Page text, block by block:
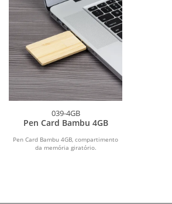
039-4GB
Pen Card Bambu 4GB
Pen Card Bambu 4GB, compartimento
da memória giratório.